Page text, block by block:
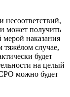
несоответствий,
может получить
наказания
тяжёлом случае,
будет
на целый
можно будет